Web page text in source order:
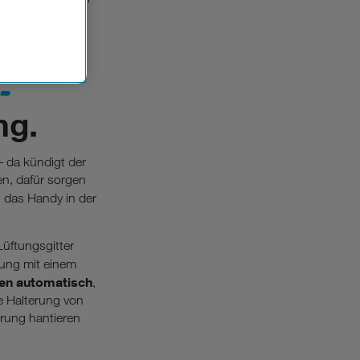
da kündigt der
dafür sorgen
Handy in der
mit einem
automatisch,
Halterung von
hantieren
die